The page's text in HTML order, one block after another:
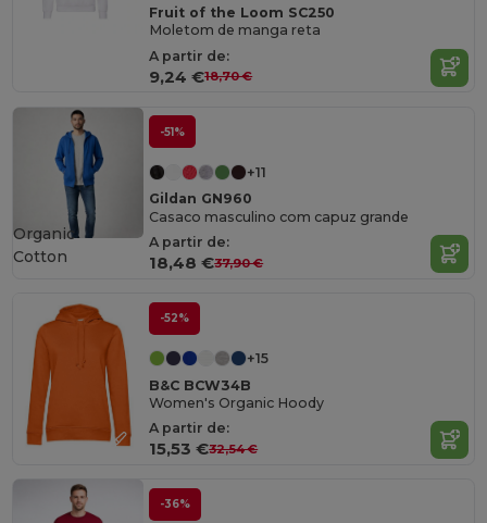
Fruit of the Loom SC250
Moletom de manga reta
A partir de:
9,24 €18,70 €
-51%
+11
Gildan GN960
Casaco masculino com capuz grande
A partir de:
18,48 €37,90 €
Organic
Cotton
-52%
+15
B&C BCW34B
Women's Organic Hoody
A partir de:
15,53 €32,54 €
-36%